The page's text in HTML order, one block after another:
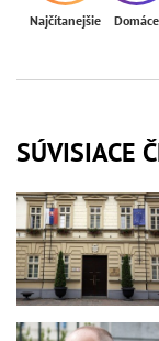
Najčítanejšie Domáce
SÚVISIACE